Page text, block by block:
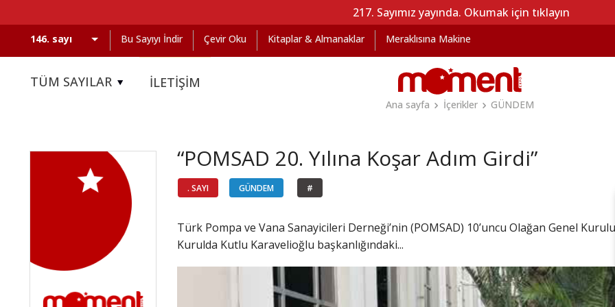
217. Sayımız yayında. Okumak için tıklayın
Bu Sayıyı İndir Çevir Oku Kitaplar & Almanaklar Meraklısına Makine
TÜM SAYILAR İLETİŞİM
Ana sayfa
İçerikler GÜNDEM
“POMSAD 20. Yılına Koşar Adım Girdi”
. SAYI GÜNDEM #
Türk Pompa ve Vana Sanayicileri Derneği’nin (POMSAD) 10’uncu Olağan Genel
Kurulda Kutlu Karavelioğlu başkanlığındaki...